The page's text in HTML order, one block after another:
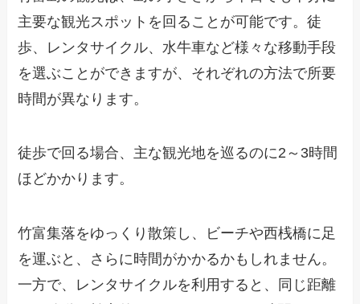
主要な観光スポットを回ることが可能です。徒
歩、レンタサイクル、水牛車など様々な移動手段
を選ぶことができますが、それぞれの方法で所要
時間が異なります。
徒歩で回る場合、主な観光地を巡るのに2～3時間
ほどかかります。
竹富集落をゆっくり散策し、ビーチや西桟橋に足
を運ぶと、さらに時間がかかるかもしれません。
一方で、レンタサイクルを利用すると、同じ距離